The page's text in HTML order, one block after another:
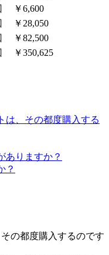
￥6,600
￥28,050
￥82,500
￥350,625
は、その都度購入する
ありますか？
？
の都度購入するのです